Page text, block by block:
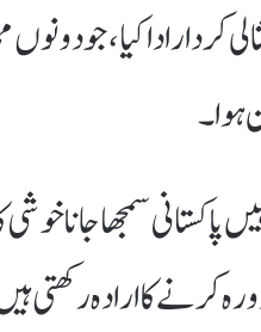
کردار ادا کیا، جو
ہوا۔
پاکستانی سمجھا جانا
کرنے کا ارادہ رکھتی